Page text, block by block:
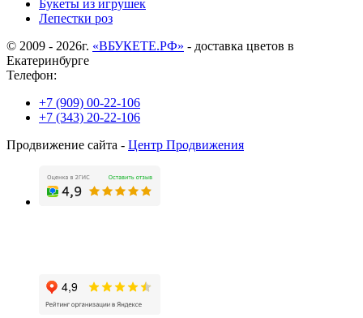
Букеты из игрушек
Лепестки роз
© 2009 - 2026г. «ВБУКЕТЕ.РФ» - доставка цветов в
Екатеринбурге
Телефон:
+7 (909) 00-22-106
+7 (343) 20-22-106
Продвижение сайта - Центр Продвижения